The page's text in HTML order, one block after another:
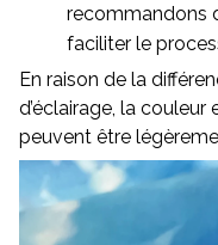
recommandons
faciliter le
En raison de la
d’éclairage, la couleur
peuvent être